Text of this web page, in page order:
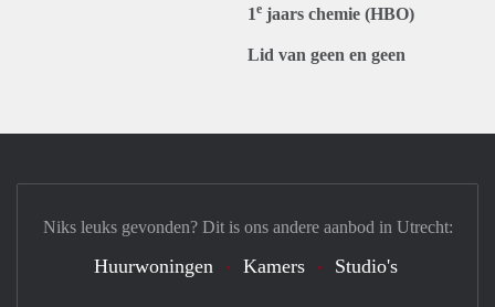
1e jaars chemie (HBO)
Lid van geen en geen
Niks leuks gevonden? Dit is ons andere aanbod in Utrecht:
Huurwoningen Kamers Studio's